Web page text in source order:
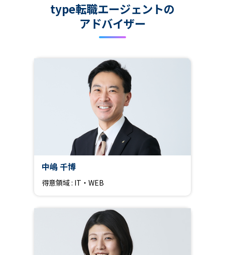
type転職エージェントの
アドバイザー
中嶋 千博
得意領域 : IT・WEB